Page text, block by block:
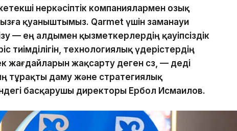
өнеркәсіптік компаниялармен озық
қуаныштымыз. Qarmet үшін заманауи
— ең алдымен қызметкерлердің қауіпсіздік
тиімділігін, технологиялық үдерістердің
жағдайларын жақсарту деген сөз, — деді
тұрақты даму және стратегиялық
басқарушы директоры Ербол Исмаилов.